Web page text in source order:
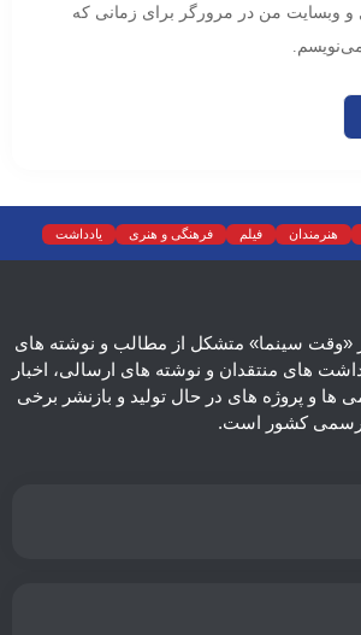
و وبسایت من در مرورگر برای زمانی که
می‌نویسم.
هنرمندان فیلم فرهنگی و هنری
یادداشت
سینما رادیو و تلویزیون تجسمی
تئاتر
«وقت سینما» متشکل از مطالب و نوشته های
های منتقدان و نوشته های ارسالی، اخبار
ها و پروژه های در حال تولید و بازنشر برخی
رسمی کشور است.